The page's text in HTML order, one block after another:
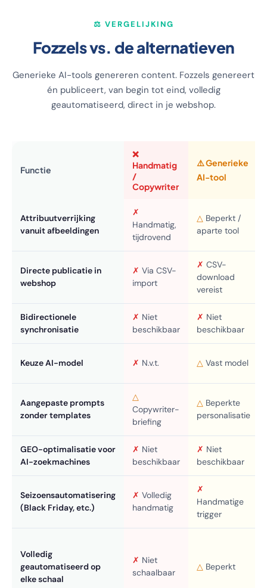
⚖️ VERGELIJKING
Fozzels vs. de alternatieven
Generieke AI-tools genereren content. Fozzels genereert
én publiceert, van begin tot eind, volledig
geautomatiseerd, direct in je webshop.
Functie
❌
Handmatig
/
Copywriter
⚠️ Generieke
AI-tool
Attribuutverrijking
vanuit afbeeldingen
✗
Handmatig,
tijdrovend
△ Beperkt /
aparte tool
Directe publicatie in
webshop
✗ Via CSV-
import
✗ CSV-
download
vereist
Bidirectionele
synchronisatie
✗ Niet
beschikbaar
✗ Niet
beschikbaar
Keuze AI-model ✗ N.v.t. △ Vast model
Aangepaste prompts
zonder templates
△
Copywriter-
briefing
△ Beperkte
personalisatie
GEO-optimalisatie voor
AI-zoekmachines
✗ Niet
beschikbaar
✗ Niet
beschikbaar
Seizoensautomatisering
(Black Friday, etc.)
✗ Volledig
handmatig
✗
Handmatige
trigger
Volledig
geautomatiseerd op
elke schaal
✗ Niet
schaalbaar
△ Beperkt